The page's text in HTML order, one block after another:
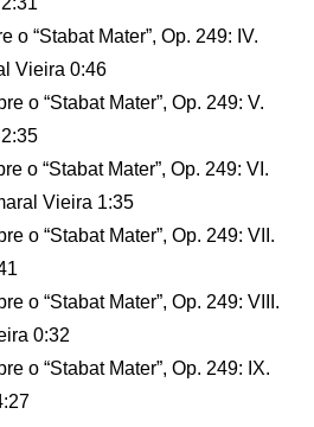
o “Stabat Mater”, Op. 249: IV.
Vieira 0:46
o “Stabat Mater”, Op. 249: V.
o “Stabat Mater”, Op. 249: VI.
Vieira 1:35
o “Stabat Mater”, Op. 249: VII.
o “Stabat Mater”, Op. 249: VIII.
0:32
o “Stabat Mater”, Op. 249: IX.